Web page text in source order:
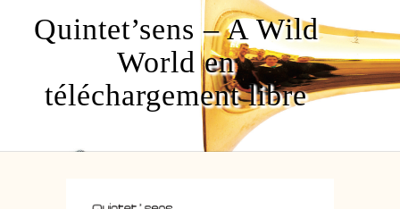
Quintet’sens – A Wild
World en
téléchargement libre